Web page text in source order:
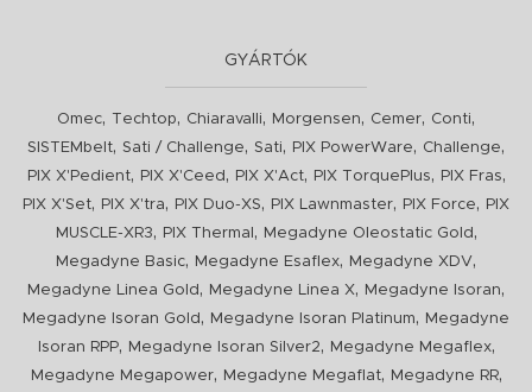
GYÁRTÓK
Omec, Techtop, Chiaravalli, Morgensen, Cemer, Conti,
SISTEMbelt, Sati / Challenge, Sati, PIX PowerWare, Challenge,
PIX X'Pedient, PIX X'Ceed , PIX X'Act, PIX TorquePlus, PIX Fras,
PIX X'Set, PIX X'tra, PIX Duo-XS, PIX Lawnmaster, PIX Force,
PIX
MUSCLE-XR3, PIX Thermal , Megadyne Oleostatic Gold ,
Megadyne Basic, Megadyne Esaflex, Megadyne XDV,
Megadyne Linea Gold , Megadyne Linea X, Megadyne Isoran,
Megadyne Isoran Gold , Megadyne Isoran Platinum,
Megadyne
Isoran RPP, Megadyne Isoran Silver2, Megadyne Megaflex,
Megadyne Megapower, Megadyne Megaflat, Megadyne RR,